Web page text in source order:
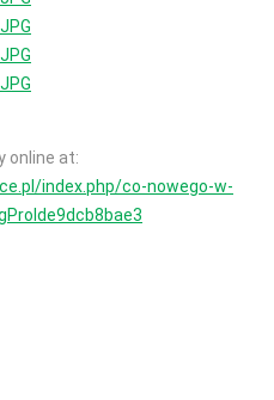
online at:
index.php/co-nowego-w-